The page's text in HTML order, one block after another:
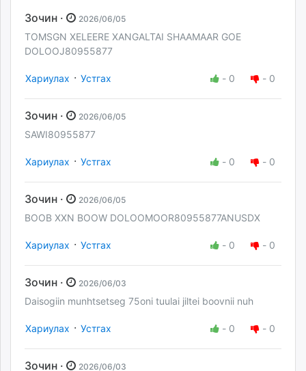
Зочин · 2026/06/05
TOMSGN XELEERE XANGALTAI SHAAMAAR GOE
DOLOOJ80955877
Хариулах · Устгах - 0 - 0
Зочин · 2026/06/05
SAWI80955877
Хариулах · Устгах - 0 - 0
Зочин · 2026/06/05
BOOB XXN BOOW DOLOOMOOR80955877ANUSDX
Хариулах · Устгах - 0 - 0
Зочин · 2026/06/03
Daisogiin munhtsetseg 75oni tuulai jiltei boovnii nuh
Хариулах · Устгах - 0 - 0
Зочин · 2026/06/03